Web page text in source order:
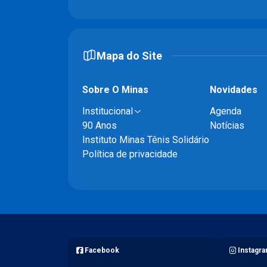
Mapa do Site
Sobre O Minas
Institucional
90 Anos
Instituto Minas Tênis Solidário
Política de privacidade
Novidades
Agenda
Notícias
Facebook